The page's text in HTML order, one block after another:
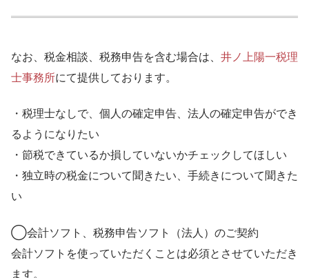
なお、税金相談、税務申告を含む場合は、 井ノ上陽一税理
士事務所にて提供しております。
・税理士なしで、個人の確定申告、法人の確定申告ができ
るようになりたい
・節税できているか損していないかチェックしてほしい
・独立時の税金について聞きたい、手続きについて聞きた
い
◯会計ソフト、税務申告ソフト（法人）のご契約
会計ソフトを使っていただくことは必須とさせていただき
ます。